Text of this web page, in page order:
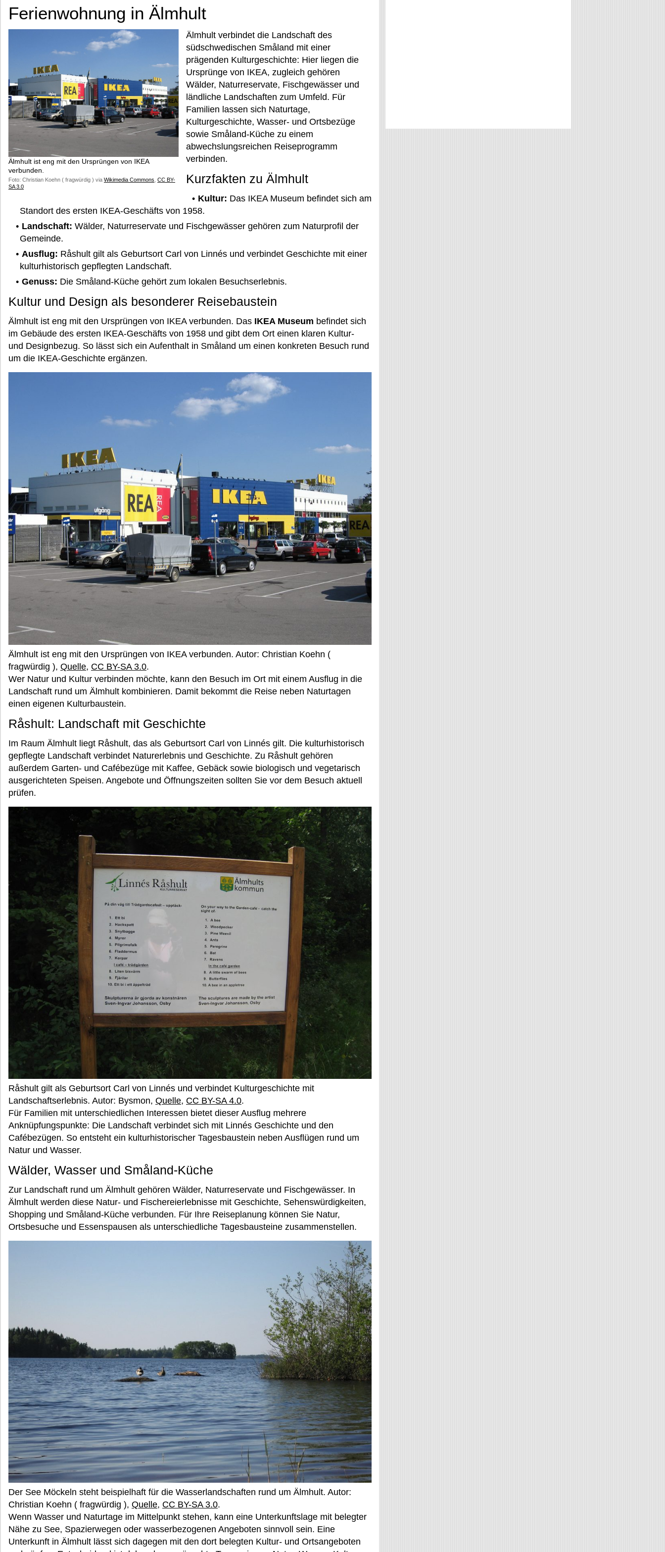
Ferienwohnung in Älmhult
Älmhult ist eng mit den Ursprüngen von IKEA
verbunden.
Foto: Christian Koehn ( fragwürdig ) via Wikimedia Commons CC BY-
SA 3.0
Älmhult verbindet die Landschaft des
südschwedischen Småland mit einer
prägenden Kulturgeschichte: Hier liegen die
Ursprünge von IKEA, zugleich gehören
Wälder, Naturreservate, Fischgewässer und
ländliche Landschaften zum Umfeld. Für
Familien lassen sich Naturtage,
Kulturgeschichte, Wasser- und Ortsbezüge
sowie Småland-Küche zu einem
abwechslungsreichen Reiseprogramm
verbinden.
Kurzfakten zu Älmhult
Kultur: Das IKEA Museum befindet sich am
Standort des ersten IKEA-Geschäfts von 1958.
Landschaft: Wälder, Naturreservate und Fischgewässer gehören zum Naturprofil der
Gemeinde.
Ausflug: Råshult gilt als Geburtsort Carl von Linnés und verbindet Geschichte mit einer
kulturhistorisch gepflegten Landschaft.
Genuss: Die Småland-Küche gehört zum lokalen Besuchserlebnis.
Kultur und Design als besonderer Reisebaustein
Älmhult ist eng mit den Ursprüngen von IKEA verbunden. Das IKEA Museum befindet sich
im Gebäude des ersten IKEA-Geschäfts von 1958 und gibt dem Ort einen klaren Kultur-
und Designbezug. So lässt sich ein Aufenthalt in Småland um einen konkreten Besuch rund
um die IKEA-Geschichte ergänzen.
Älmhult ist eng mit den Ursprüngen von IKEA verbunden. Autor: Christian Koehn (
fragwürdig ), Quelle, CC BY-SA 3.0.
Wer Natur und Kultur verbinden möchte, kann den Besuch im Ort mit einem Ausflug in die
Landschaft rund um Älmhult kombinieren. Damit bekommt die Reise neben Naturtagen
einen eigenen Kulturbaustein.
Råshult: Landschaft mit Geschichte
Im Raum Älmhult liegt Råshult, das als Geburtsort Carl von Linnés gilt. Die kulturhistorisch
gepflegte Landschaft verbindet Naturerlebnis und Geschichte. Zu Råshult gehören
außerdem Garten- und Cafébezüge mit Kaffee, Gebäck sowie biologisch und vegetarisch
ausgerichteten Speisen. Angebote und Öffnungszeiten sollten Sie vor dem Besuch aktuell
prüfen.
Råshult gilt als Geburtsort Carl von Linnés und verbindet Kulturgeschichte mit
Landschaftserlebnis. Autor: Bysmon, Quelle, CC BY-SA 4.0.
Für Familien mit unterschiedlichen Interessen bietet dieser Ausflug mehrere
Anknüpfungspunkte: Die Landschaft verbindet sich mit Linnés Geschichte und den
Cafébezügen. So entsteht ein kulturhistorischer Tagesbaustein neben Ausflügen rund um
Natur und Wasser.
Wälder, Wasser und Småland-Küche
Zur Landschaft rund um Älmhult gehören Wälder, Naturreservate und Fischgewässer. In
Älmhult werden diese Natur- und Fischereierlebnisse mit Geschichte, Sehenswürdigkeiten,
Shopping und Småland-Küche verbunden. Für Ihre Reiseplanung können Sie Natur,
Ortsbesuche und Essenspausen als unterschiedliche Tagesbausteine zusammenstellen.
Der See Möckeln steht beispielhaft für die Wasserlandschaften rund um Älmhult. Autor:
Christian Koehn ( fragwürdig ), Quelle, CC BY-SA 3.0.
Wenn Wasser und Naturtage im Mittelpunkt stehen, kann eine Unterkunftslage mit belegter
Nähe zu See, Spazierwegen oder wasserbezogenen Angeboten sinnvoll sein. Eine
Unterkunft in Älmhult lässt sich dagegen mit den dort belegten Kultur- und Ortsangeboten